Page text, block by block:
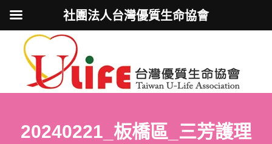
20240221_板橋區_三芳護理
社團法人台灣優質生命協會